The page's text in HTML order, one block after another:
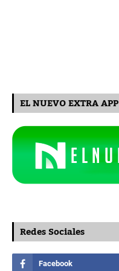
EL NUEVO EXTRA APP
Redes Sociales